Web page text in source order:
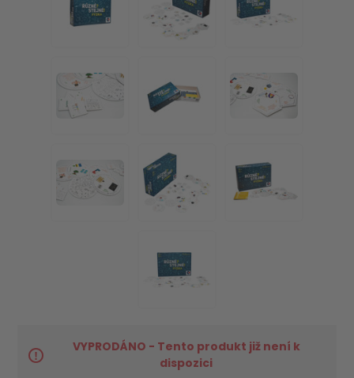
VYPRODÁNO - Tento produkt již není k
dispozici